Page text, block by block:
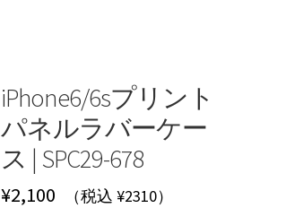
iPhone6/6sプリント
パネルラバーケー
ス | SPC29-678
¥2,100 （税込 ¥2310）